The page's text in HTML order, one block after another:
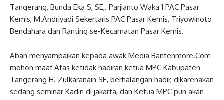
Tangerang, Bunda Eka S, SE,. Parjianto Waka 1 PAC Pasar
Kemis, M.Andriyadi Sekertaris PAC Pasar Kemis, Triyowinoto
Bendahara dan Ranting se-Kecamatan Pasar Kemis.
Aban menyampaikan kepada awak Media Bantenmore.Com
mohon maaf Atas ketidak hadiran ketua MPC Kabupaten
Tangerang H. Zulkaranain SE, berhalangan hadir, dikarenakan
sedang seminar Kadin di jakarta, dan Ketua MPC pun akan